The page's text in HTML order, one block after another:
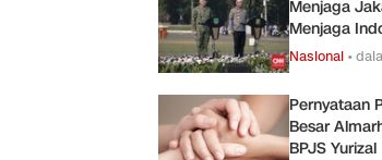
Menjaga
Menjaga
Nasional •
Pernyataan
Besar
BPJS Yurizal